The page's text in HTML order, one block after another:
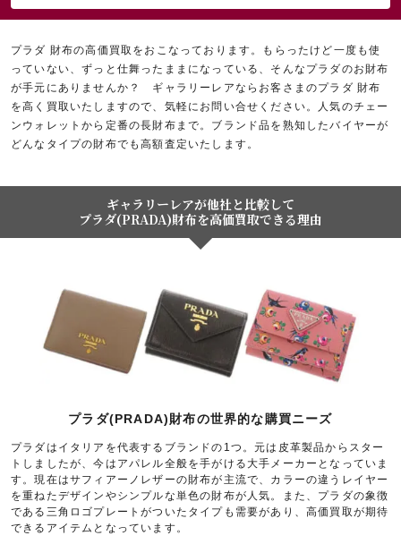
プラダ 財布の高価買取をおこなっております。もらったけど一度も使
っていない、ずっと仕舞ったままになっている、そんなプラダのお財布
が手元にありませんか？ ギャラリーレアならお客さまのプラダ 財布
を高く買取いたしますので、気軽にお問い合せください。人気のチェー
ンウォレットから定番の長財布まで。ブランド品を熟知したバイヤーが
どんなタイプの財布でも高額査定いたします。
ギャラリーレアが他社と比較して
プラダ(PRADA)財布を高価買取できる理由
プラダ(PRADA)財布の世界的な購買ニーズ
プラダはイタリアを代表するブランドの1つ。元は皮革製品からスター
トしましたが、今はアパレル全般を手がける大手メーカーとなっていま
す。現在はサフィアーノレザーの財布が主流で、カラーの違うレイヤー
を重ねたデザインやシンプルな単色の財布が人気。また、プラダの象徴
である三角ロゴプレートがついたタイプも需要があり、高価買取が期待
できるアイテムとなっています。